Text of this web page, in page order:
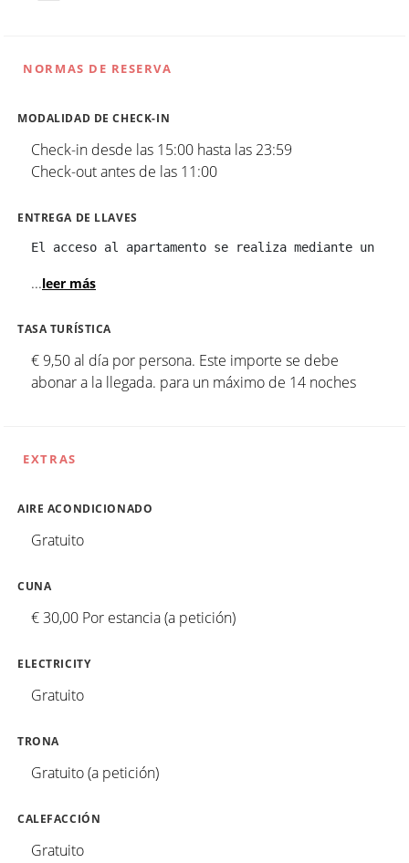
NORMAS DE RESERVA
MODALIDAD DE CHECK-IN
Check-in desde las 15:00 hasta las 23:59
Check-out antes de las 11:00
ENTREGA DE LLAVES
El acceso al apartamento se realiza mediante un
...leer más
TASA TURÍSTICA
€ 9,50 al día por persona. Este importe se debe
abonar a la llegada. para un máximo de 14 noches
EXTRAS
AIRE ACONDICIONADO
Gratuito
CUNA
€ 30,00 Por estancia (a petición)
ELECTRICITY
Gratuito
TRONA
Gratuito (a petición)
CALEFACCIÓN
Gratuito